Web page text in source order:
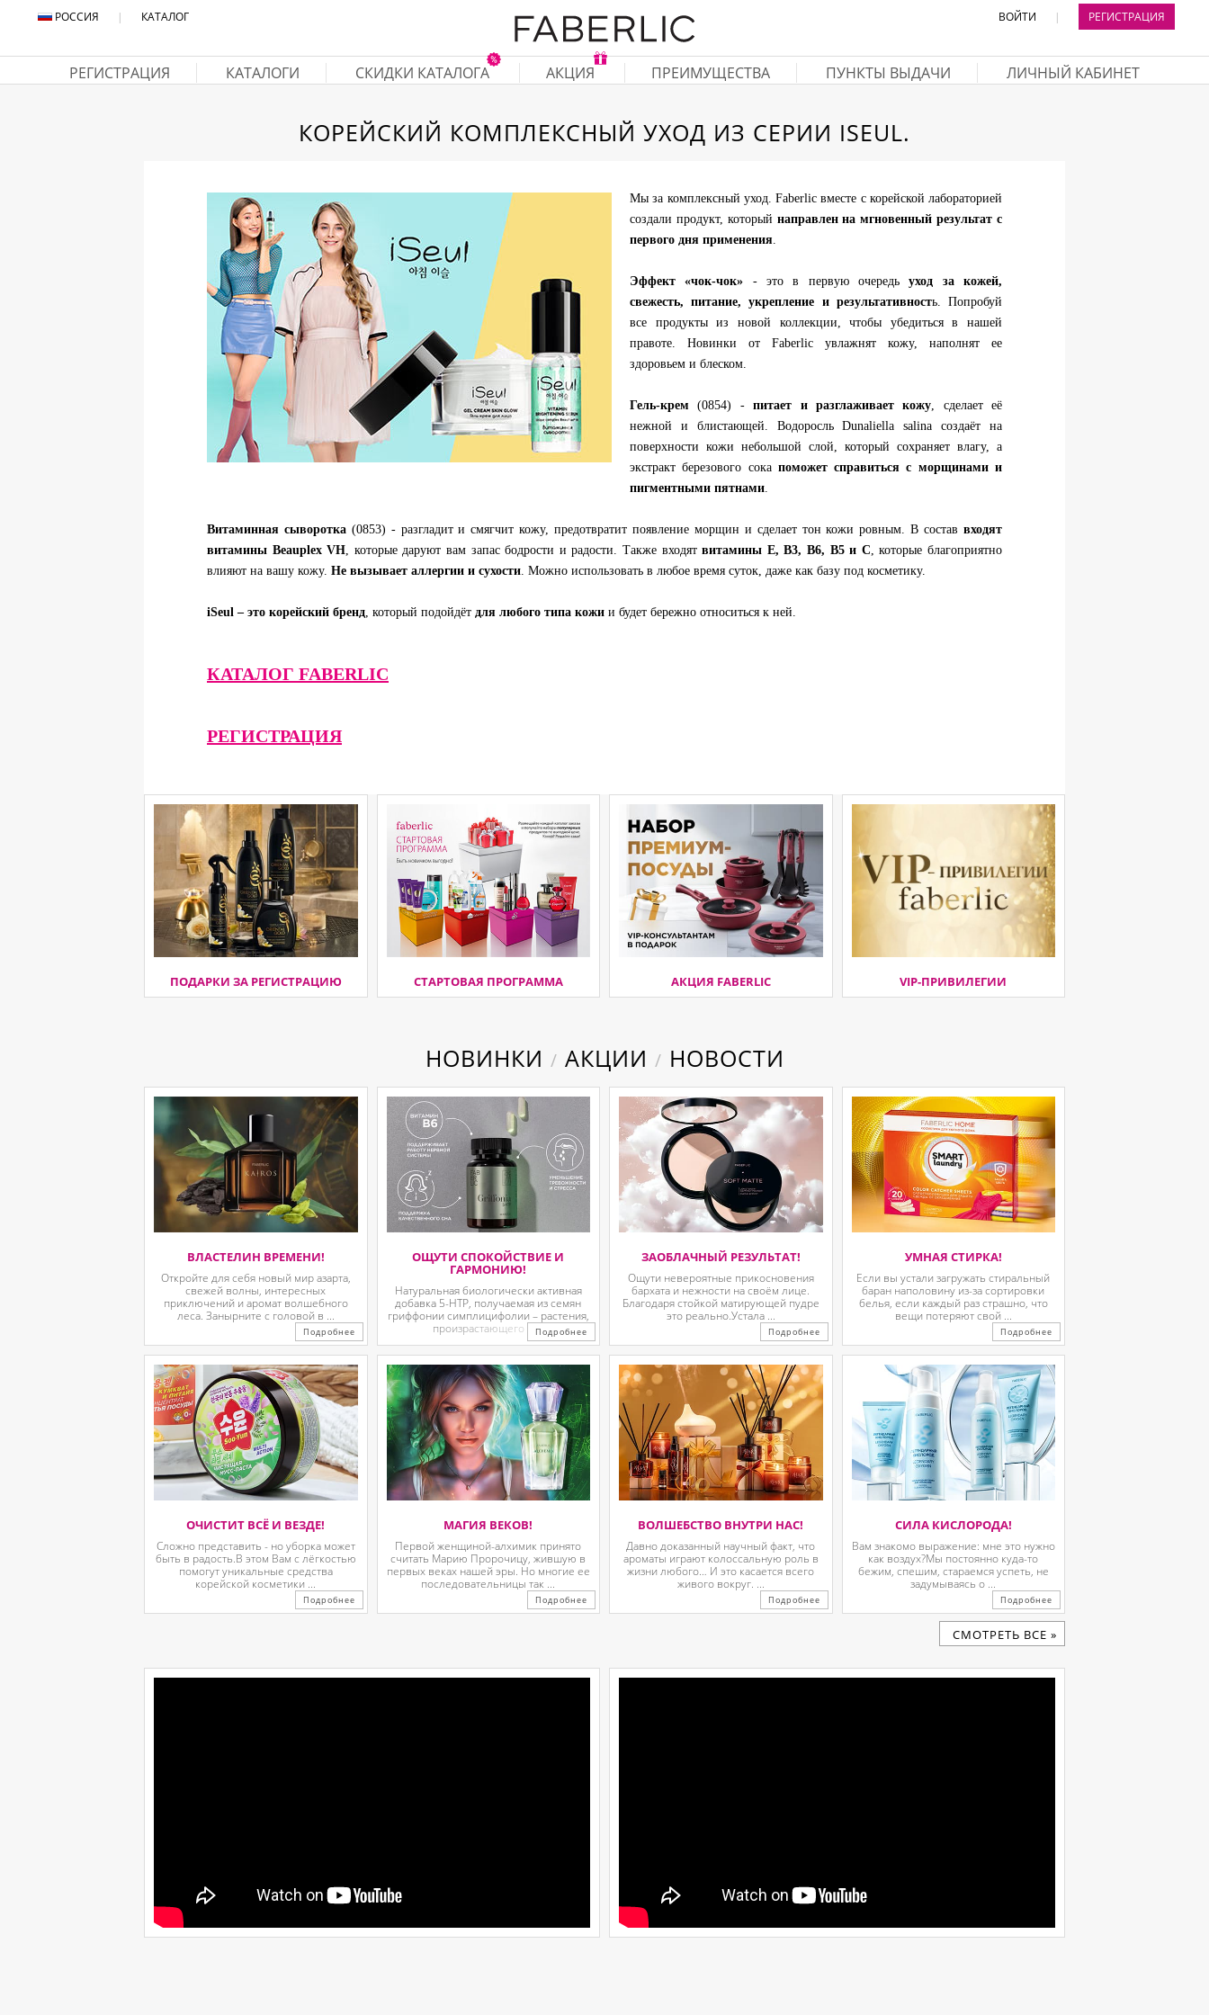
РОССИЯ | КАТАЛОГ ВОЙТИ | РЕГИСТРАЦИЯ
РЕГИСТРАЦИЯ КАТАЛОГИ СКИДКИ КАТАЛОГА АКЦИЯ ПРЕИМУЩЕСТВА ПУНКТЫ ВЫДАЧИ ЛИЧНЫЙ КАБИНЕТ
КОРЕЙСКИЙ КОМПЛЕКСНЫЙ УХОД ИЗ СЕРИИ ISEUL.
Мы за комплексный уход. Faberlic вместе с корейской лабораторией
создали продукт, который направлен на мгновенный результат с
первого дня применения.
Эффект «чок-чок» - это в первую очередьуход за кожей,
свежесть, питание, укрепление и результативность. Попробуй
все продукты из новой коллекции, чтобы убедиться в нашей
правоте. Новинки от Faberlic увлажнят кожу, наполнят ее
здоровьем и блеском.
Гель-крем (0854) -питает и разглаживает кожу, сделает её
нежной и блистающей. Водоросль Dunaliella salina создаёт на
поверхности кожи небольшой слой, который сохраняет влагу, а
экстракт березового сока поможет справиться с морщинами и
пигментными пятнами.
Витаминная сыворотка(0853) - разгладит и смягчит кожу, предотвратит появление морщин и сделает тон кожи ровным. В составвходят
витамины Beauplex VH, которые даруют вам запас бодрости и радости. Также входятвитамины Е, В3, В6, В5 и С, которые благоприятно
влияют на вашу кожу. Не вызывает аллергии и сухости. Можно использовать в любое время суток, даже как базу под косметику.
iSeul – это корейский бренд, который подойдёт для любого типа кожи и будет бережно относиться к ней.
КАТАЛОГ FABERLIC
РЕГИСТРАЦИЯ
ПОДАРКИ ЗА РЕГИСТРАЦИЮ СТАРТОВАЯ ПРОГРАММА АКЦИЯ FABERLIC VIP-ПРИВИЛЕГИИ
НОВИНКИ / АКЦИИ / НОВОСТИ
ВЛАСТЕЛИН ВРЕМЕНИ!
Откройте для себя новый мир азарта,
свежей волны, интересных
приключений и аромат волшебного
леса. Занырните с головой в ...
Подробнее
ОЩУТИ СПОКОЙСТВИЕ И
ГАРМОНИЮ!
Натуральная биологически активная
добавка 5-HTP, получаемая из семян
гриффонии симплицифолии – растения,
произрастающего в ...Подробнее
ЗАОБЛАЧНЫЙ РЕЗУЛЬТАТ!
Ощути невероятные прикосновения
бархата и нежности на своём лице.
Благодаря стойкой матирующей пудре
это реально.Устала ...
Подробнее
УМНАЯ СТИРКА!
Если вы устали загружать стиральный
баран наполовину из-за сортировки
белья, если каждый раз страшно, что
вещи потеряют свой ...
Подробнее
ОЧИСТИТ ВСЁ И ВЕЗДЕ!
Сложно представить - но уборка может
быть в радость.В этом Вам с лёгкостью
помогут уникальные средства
корейской косметики ...
Подробнее
МАГИЯ ВЕКОВ!
Первой женщиной-алхимик принято
считать Марию Пророчицу, жившую в
первых веках нашей эры. Но многие ее
последовательницы так ...
Подробнее
ВОЛШЕБСТВО ВНУТРИ НАС!
Давно доказанный научный факт, что
ароматы играют колоссальную роль в
жизни любого… И это касается всего
живого вокруг. ...
Подробнее
СИЛА КИСЛОРОДА!
Вам знакомо выражение: мне это нужно
как воздух?Мы постоянно куда-то
бежим, спешим, стараемся успеть, не
задумываясь о ...
Подробнее
CМОТРЕТЬ ВСЕ »